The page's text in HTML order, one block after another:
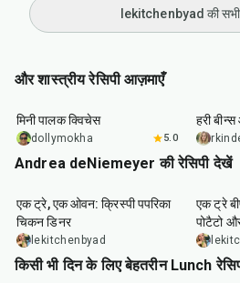
lekitchenbyad की सभी
और शास्त्रीय रेसिपी आज़माएँ
30 min
मिनी पालक क्विचेस
dollymokha 5.0
हरी
Andrea deNiemeyer की रेसिपी देखें
एक ट्रे, एक ओवन: क्रिस्पी पपरिका
चिकन डिनर
lekitchenbyad
45min
एक ट्रे
पोटैटो
किसी भी दिन के लिए बेहतरीन Lunch
1 min hr 15